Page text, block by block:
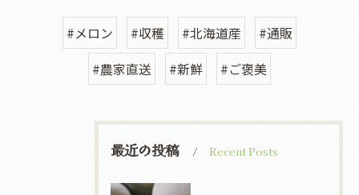
#メロン #収穫 #北海道産
#通販
#農家直送
#新鮮 #ご褒美
最近の投稿 Recent Posts